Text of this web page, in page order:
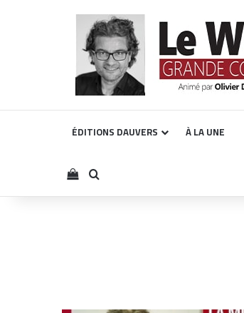
ÉDITIONS DAUVERS À LA UNE
Voir votre panier
Rechercher